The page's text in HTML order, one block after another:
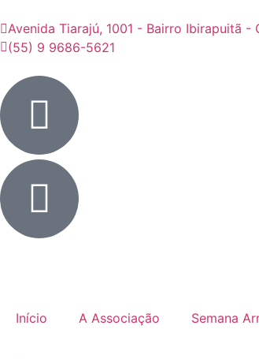
Avenida Tiarajú, 1001 - Bairro Ibirapuitã -
(55) 9 9686-5621
Início A Associação Semana